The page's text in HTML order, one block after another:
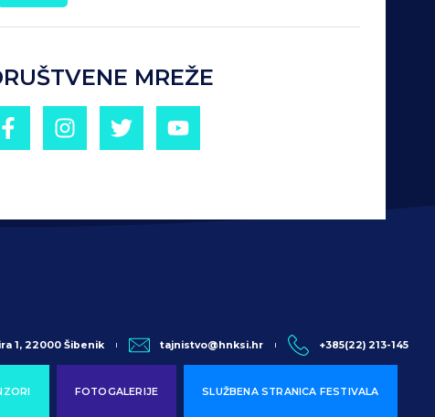
MREŽE
FOTOGALERIJE SLUŽBENA STRANICA FESTIVALA
1, 22000 Šibenik tajnistvo@hnksi.hr +385(22) 213-145